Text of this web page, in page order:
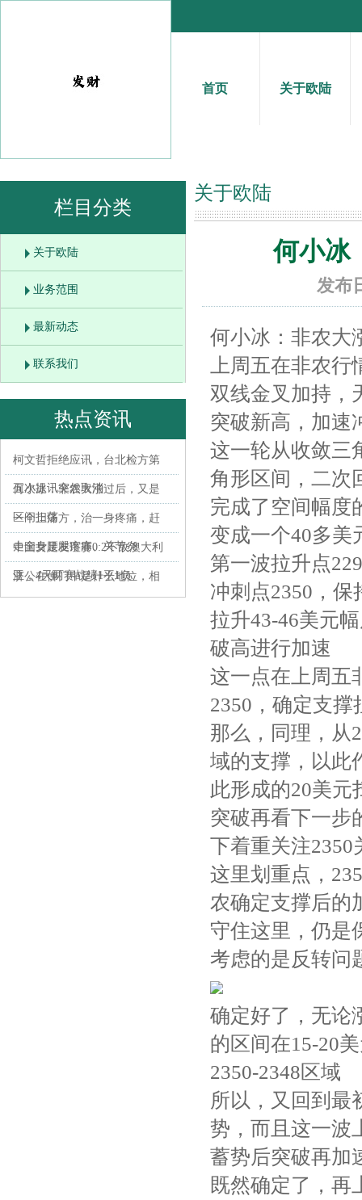
首页 关于欧陆
栏目分类
关于欧陆
业务范围
最新动态
联系我们
热点资讯
柯文哲拒绝应讯，台北检方第
五次提讯突然取消
何小冰：非农大涨过后，又是
区间扫荡
一个止痛方，治一身疼痛，赶
走全身腰腿疼痛、关节炎
中国女足友谊赛0:2不敌澳大利
亚，4天两赛战绩1平1负
济公在佛门中是什么地位，相
关于欧陆
何小冰
发布
何小冰：非农大
上周五在非农
双线金叉加持，
突破新高，加速
这一轮从收敛三
角形区间，二次
完成了空间幅度
变成一个40多美
第一波拉升点
冲刺点2350，
拉升43-46美元
破高进行加速
这一点在上周五
2350，确定支撑
那么，同理，从
域的支撑，以此
此形成的20美元
突破再看下一步
下着重关注2350
这里划重点，
农确定支撑后的
守住这里，仍是
考虑的是反转问
确定好了，无论
的区间在15-20
2350-2348区域
所以，又回到最
势，而且这一波
蓄势后突破再加
既然确定了，再